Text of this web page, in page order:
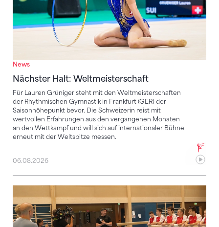
News
Nächster Halt: Weltmeisterschaft
Für Lauren Grüniger steht mit den Weltmeisterschaften
der Rhythmischen Gymnastik in Frankfurt (GER) der
Saisonhöhepunkt bevor. Die Schweizerin reist mit
wertvollen Erfahrungen aus den vergangenen Monaten
an den Wettkampf und will sich auf internationaler Bühne
erneut mit der Weltspitze messen.
06.08.2026
Mit klaren Zielen nach Zagreb